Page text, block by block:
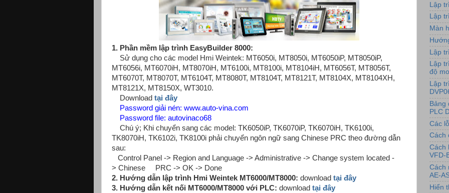
1. Phần mềm lập trình EasyBuilder 8000:
Sử dụng cho các model Hmi Weintek: MT6050i, MT8050i, MT6050iP, MT8050iP,
MT6056i, MT6070iH, MT8070iH, MT6100i, MT8100i, MT8104iH, MT6056T, MT8056T,
MT6070T, MT8070T, MT6104T, MT8080T, MT8104T, MT8121T, MT8104X, MT8104XH,
MT8121X, MT8150X, WT3010.
Download tại đây
Password giải nén: www.auto-vina.com
Password file: autovinaco68
Chú ý; Khi chuyển sang các model: TK6050iP, TK6070iP, TK6070iH, TK6100i,
TK8070iH, TK6102i, TK8100i phải chuyển ngôn ngữ sang Chinese PRC theo đường dẫn
sau:
Control Panel -> Region and Language -> Administrative -> Change system located -
> Chinese PRC -> OK -> Done
2. Hướng dẫn lập trình Hmi Weintek MT6000/MT8000: download tại đây
3. Hướng dẫn kết nối MT6000/MT8000 với PLC: download tại đây
Lập
Lập
Màn
Lập
Lập
độ
Lập
Bảng
PLC
Các
Cách
Cách
VFD-
Cách
AE-
Hiển